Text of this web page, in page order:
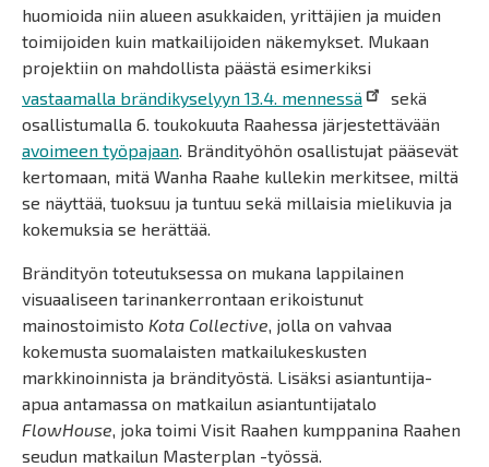
huomioida niin alueen asukkaiden, yrittäjien ja muiden
toimijoiden kuin matkailijoiden näkemykset. Mukaan
projektiin on mahdollista päästä esimerkiksi
vastaamalla brändikyselyyn 13.4. mennessä
sekä
osallistumalla 6. toukokuuta Raahessa järjestettävään
avoimeen työpajaan. Brändityöhön osallistujat pääsevät
kertomaan, mitä Wanha Raahe kullekin merkitsee, miltä
se näyttää, tuoksuu ja tuntuu sekä millaisia mielikuvia ja
kokemuksia se herättää.
Brändityön toteutuksessa on mukana lappilainen
visuaaliseen tarinankerrontaan erikoistunut
mainostoimisto Kota Collective, jolla on vahvaa
kokemusta suomalaisten matkailukeskusten
markkinoinnista ja brändityöstä. Lisäksi asiantuntija-
apua antamassa on matkailun asiantuntijatalo
FlowHouse, joka toimi Visit Raahen kumppanina Raahen
seudun matkailun Masterplan -työssä.